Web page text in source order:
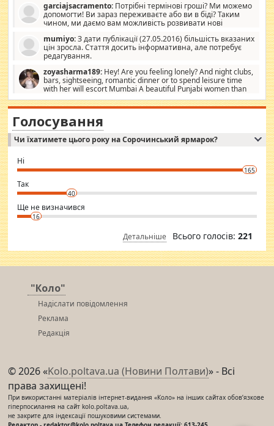
garciajsacramento: Потрібні термінові гроші? Ми можемо
допомогти! Ви зараз переживаєте або ви в біді? Таким
чином, ми даємо вам можливість розвивати нові
допомагати людям, які намагаються дати їм шанс. Кожен
заслуговує на другий шанс, і, оскільки влада не зможе, вони
повинні приймати від інших. Для нас нема багато суми, і зрілість
витрат, а тільки узгоджених сум і нічого іншого. Не чекайте і не
коментуйте цей пост. Введіть суму, яку ви хочете подати, і ми
зв'яжемося з вами з усіма варіантами. зв'яжіться з нами
сьогодні на garciajsacramento@gmail.com Вам потрібні термінові
гроші? Ми можемо допомогти!
mumiyo:З дати публікації (27.05.2016) більшість вказаних
цін зросла. Стаття досить інформативна, але потребує
редагування.
zoyasharma189: Hey! Are you feeling lonely? And night clubs,
bars, sightseeing, romantic dinner or to spend leisure time
with her will escort Mumbai A beautiful Punjabi women than
sexy escort companion in arms that you guys feel like 5 star luxury
hotel had to spend the night in their search for loved solitaire free
woman "Love Solitaire" beautiful figure and shapely body shapes.
Independent escort in Mumbai, truthful, friendly and cheerful girl.
WhatsApp via an easily can see the latest pictures of her body and the
want to meet new people. Sakshi Mirchandani health and figure
conscious in order to keep yourself fit and regularly go to the health
club.
⇒ sakshimirchandani.com
Голосування
Чи їхатимете цього року на Сорочинський ярмарок?
Ні
165
Так
40
Ще не визначився
16
Детальніше Всього голосів: 221
"Коло"
Надіслати повідомлення
Реклама
Редакція
© 2026 «Kolo.poltava.ua (Новини Полтави)» - Всі
права захищені!
При використанні матеріалів інтернет-видання «Коло» на інших сайтах обов’язкове
гіперпосилання на сайт kolo.poltava.ua,
не закрите для індексації пошуковими системами.